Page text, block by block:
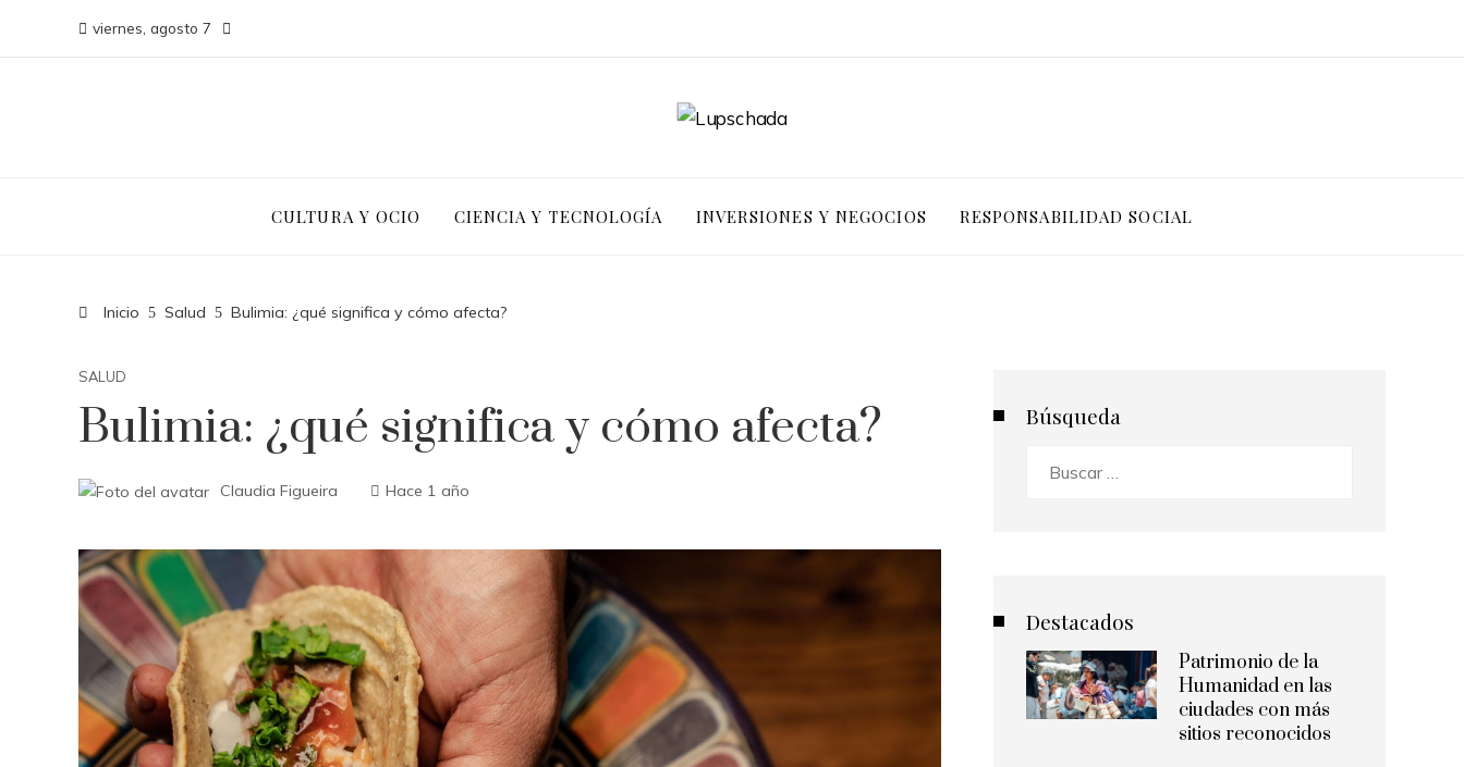
viernes, agosto 7
CULTURA Y OCIO CIENCIA Y TECNOLOGÍA INVERSIONES Y NEGOCIOS RESPONSABILIDAD SOCIAL
Inicio Salud Bulimia: ¿qué significa y cómo afecta?
SALUD
Bulimia: ¿qué significa y cómo afecta?
Claudia Figueira Hace 1 año
Búsqueda
Destacados
Patrimonio de la
Humanidad en las
ciudades con más
sitios reconocidos